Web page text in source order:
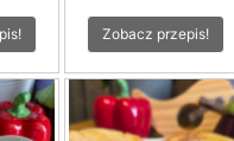
Zobacz przepis!